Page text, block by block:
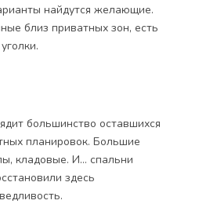
найдутся желающие.
близ приватных зон, есть
большинство оставшихся
планировок. Большие
кладовые. И… спальни
здесь